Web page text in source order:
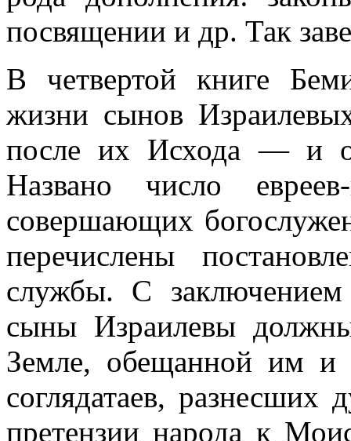
посвящении и др. Так
В четвертой книге
жизни сынов
после их Исхода — и о
Названо число
совершающих
перечислены
службы. С
сыны Израилевы
Земле, обещанной им и
соглядатаев,
претензии народа к